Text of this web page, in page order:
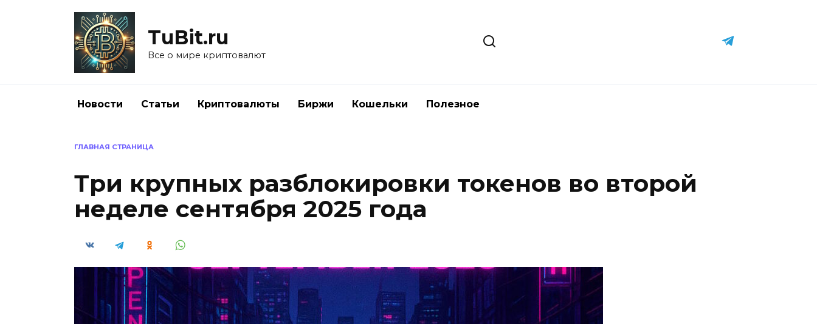
TuBit.ru
Все о мире криптовалют
Новости Статьи Криптовалюты Биржи Кошельки Полезное
ГЛАВНАЯ СТРАНИЦА
Три крупных разблокировки токенов во второй
неделе сентября 2025 года